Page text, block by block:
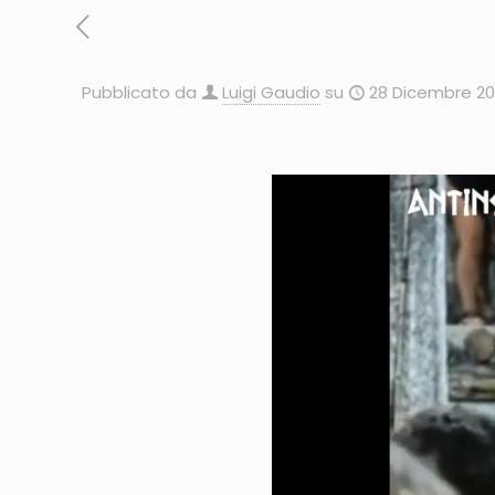
Pubblicato da Luigi Gaudio su 28 Dicembre